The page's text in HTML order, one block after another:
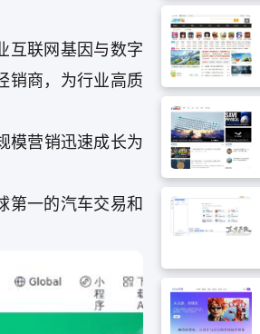
互联网基因与数字
销商，为行业高质
模营销迅速成长为
第一的汽车交易和